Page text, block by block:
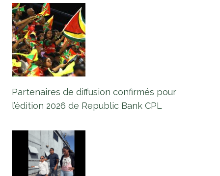
Partenaires de diffusion confirmés pour
l’édition 2026 de Republic Bank CPL